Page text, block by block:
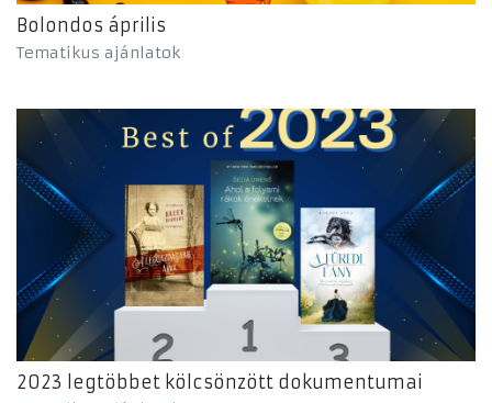
Bolondos április
Tematikus ajánlatok
2023 legtöbbet kölcsönzött dokumentumai